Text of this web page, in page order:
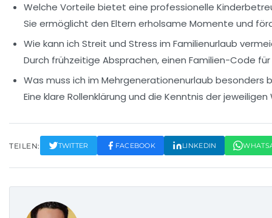
Welche Vorteile bietet eine professionelle
Sie ermöglicht den Eltern erholsame Momente und
Wie kann ich Streit und Stress im Familienurlaub
Durch frühzeitige Absprachen, einen Familien-Code
Was muss ich im Mehrgenerationenurlaub besonders
Eine klare Rollenklärung und die Kenntnis der
TEILEN: TWITTER FACEBOOK LINKEDIN